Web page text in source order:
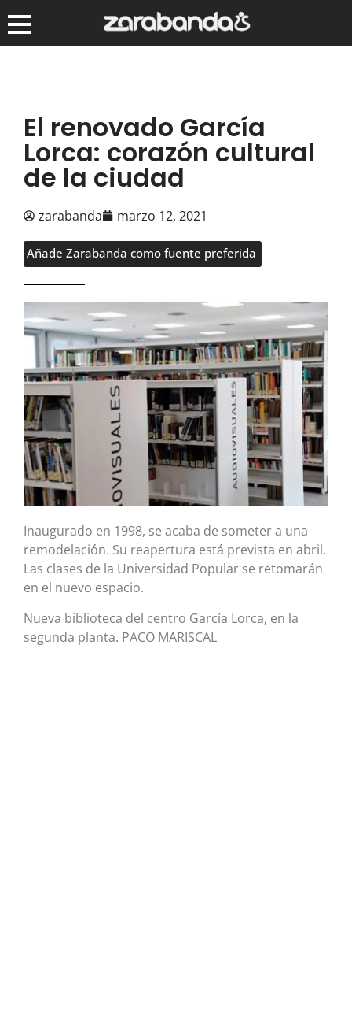
El renovado García
Lorca: corazón cultural
de la ciudad
zarabanda marzo 12, 2021
Añade Zarabanda como fuente preferida
Inaugurado en 1998, se acaba de someter a una
remodelación. Su reapertura está prevista en abril.
Las clases de la Universidad Popular se retomarán
en el nuevo espacio.
Nueva biblioteca del centro García Lorca, en la
segunda planta. PACO MARISCAL